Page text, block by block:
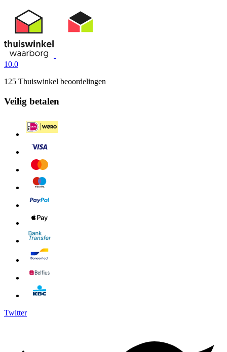
10.0
125 Thuiswinkel beoordelingen
Veilig betalen
Twitter